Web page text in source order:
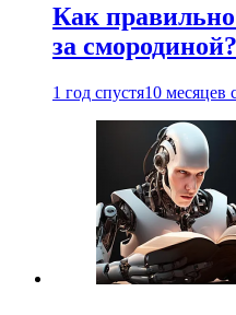
Как
за
1 год спустя10 месяцев